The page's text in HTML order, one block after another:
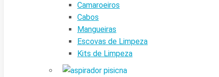
Camaroeiros
Cabos
Mangueiras
Escovas de Limpeza
Kits de Limpeza